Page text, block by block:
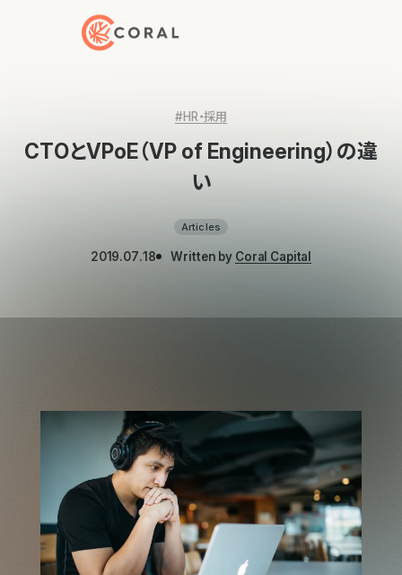
トップページへ戻る
#HR・採用
CTOとVPoE（VP of Engineering）の違
い
Articles
2019.07.18 Written by Coral Capital